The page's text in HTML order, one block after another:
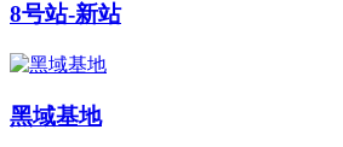
8号站-新站
黑域基地